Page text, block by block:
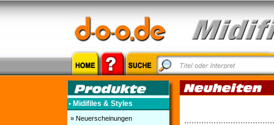
• Midifiles & Styles
» Neuerscheinungen